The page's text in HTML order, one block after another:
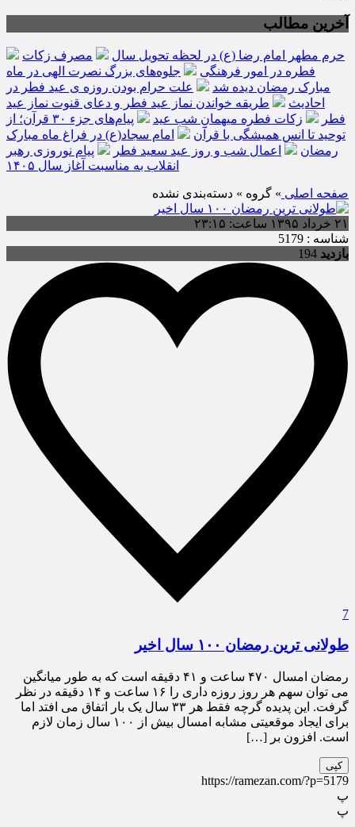
آخرین مطالب
حرم مطهر امام رضا (ع) در لحظه تحویل سال
مصرف زکات
فطره در امور فرهنگی
جلوه‌های بزرگ نصرت الهی در ماه
مبارک رمضان دیده شد
علت حرام بودن روزه ی عید فطر در
احادیث
طریقه خواندن نماز عید فطر و دعای قنوت نماز عید
فطر
زکات فطره میهمانِ شب عید
پیام‌های جزء ۳۰ قرآن؛ از
توحید تا انس همیشگی با قرآن
امام سجاد(ع) در فراغ ماه مبارک
رمضان
اعمال شب و روز عید سعید فطر
پیام نوروزی رهبر
انقلاب به مناسبت آغاز سال ۱۴۰۵
صفحه اصلی » گروه » دسته‌بندی نشده
۲۱ خرداد ۱۳۹۵ ساعت: ۲۳:۱۵
شناسه : 5179
بازدید 194
7
طولانی ترین رمضان ۱۰۰ سال اخیر
رمضان امسال ۴۷۰ ساعت و ۴۱ دقیقه است که به طور میانگین
می توان سهم هر روز روزه داری را ۱۶ ساعت و ۱۴ دقیقه در نظر
گرفت. این پدیده گرچه فقط هر ۳۳ سال یک بار اتفاق می افتد اما
برای ایجاد موقعیتی مشابه امسال بیش از ۱۰۰ سال زمان لازم
است. افزون بر […]
کپی
https://ramezan.com/?p=5179
پ
پ